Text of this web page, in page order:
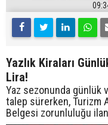
Yazlık Kiraları
Lira!
Yaz sezonunda günlük
talep sürerken, Turizm
Belgesi zorunluluğu ilan